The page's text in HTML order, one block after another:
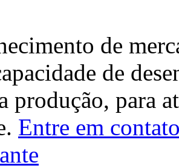
de
de
produção, para
Entre em